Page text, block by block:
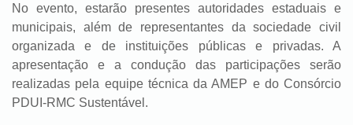
No evento, estarão presentes autoridades estaduais e
municipais, além de representantes da sociedade civil
organizada e de instituições públicas e privadas. A
apresentação e a condução das participações serão
realizadas pela equipe técnica da AMEP e do Consórcio
PDUI-RMC Sustentável.